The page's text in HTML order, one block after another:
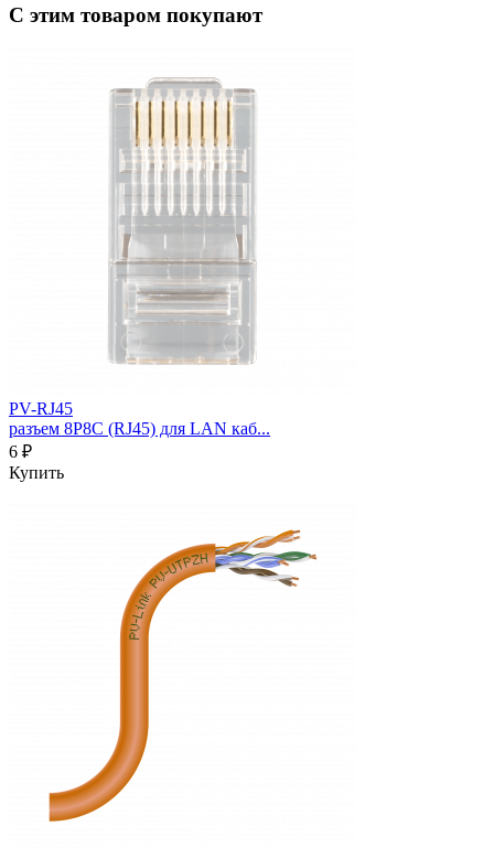
С этим товаром покупают
PV-RJ45
разъем 8P8C (RJ45) для LAN каб...
6 ₽
Купить